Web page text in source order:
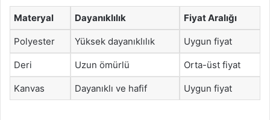
Materyal Dayanıklılık Fiyat Aralığı
Polyester Yüksek dayanıklılık Uygun fiyat
Deri Uzun ömürlü Orta-üst fiyat
Kanvas Dayanıklı ve hafif Uygun fiyat